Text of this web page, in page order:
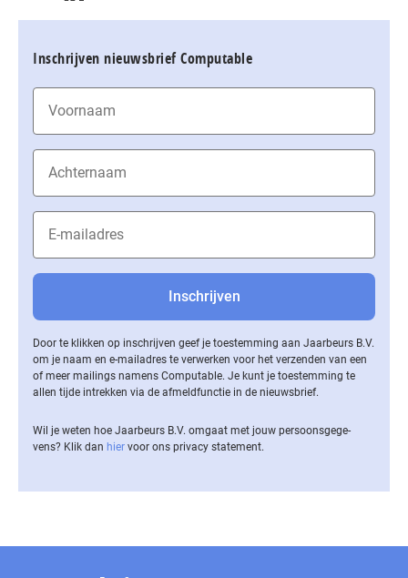
Inschrijven nieuwsbrief Computable
Door te klikken op inschrijven geef je toestemming aan Jaarbeurs B.V.
om je naam en e-mailadres te verwerken voor het verzenden van een
of meer mailings namens Computable. Je kunt je toestemming te
allen tijde intrekken via de af­meld­func­tie in de nieuwsbrief.
Wil je weten hoe Jaarbeurs B.V. omgaat met jouw per­soons­ge­ge­
vens? Klik dan hier voor ons privacy statement.